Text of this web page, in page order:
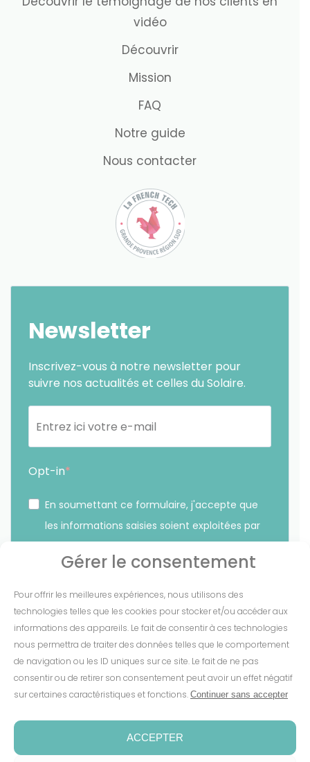
Gérer le consentement
Pour offrir les meilleures expériences, nous utilisons des
technologies telles que les cookies pour stocker et/ou accéder aux
informations des appareils. Le fait de consentir à ces technologies
nous permettra de traiter des données telles que le comportement
de navigation ou les ID uniques sur ce site. Le fait de ne pas
consentir ou de retirer son consentement peut avoir un effet négatif
sur certaines caractéristiques et fonctions. Continuer sans accepter
ACCEPTER
vidéo
Découvrir
Mission
FAQ
Notre guide
Nous contacter
Newsletter
Inscrivez-vous à notre newsletter pour
suivre nos actualités et celles du Solaire.
Opt-in
En soumettant ce formulaire, j'accepte que
les informations saisies soient exploitées par
sur le lien présent dans nos emails.
S'INSCRIRE
Conditions de garantie-Espace presse